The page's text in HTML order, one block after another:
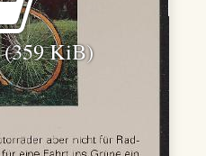
(359 KiB)